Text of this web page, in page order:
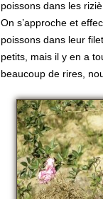
poissons dans les
On s’approche et
poissons dans leur
petits, mais il y en a
beaucoup de rires,